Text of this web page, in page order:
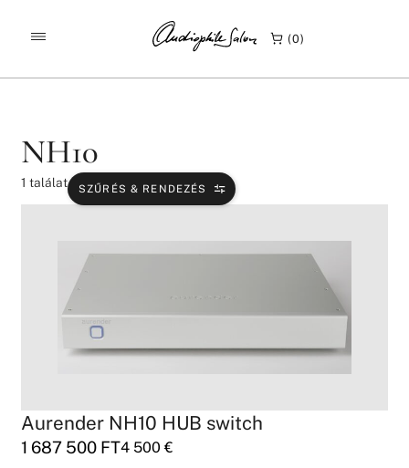
0
KEZDŐLAP TERMÉKEK / NH10
NH10
1 találat SZŰRÉS & RENDEZÉS
Aurender NH10 HUB switch
1 687 500 FT4 500€